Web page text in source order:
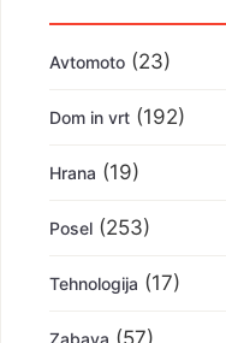
Avtomoto (23)
Dom in vrt (192)
Hrana (19)
Posel (253)
Tehnologija (17)
Zabava (57)